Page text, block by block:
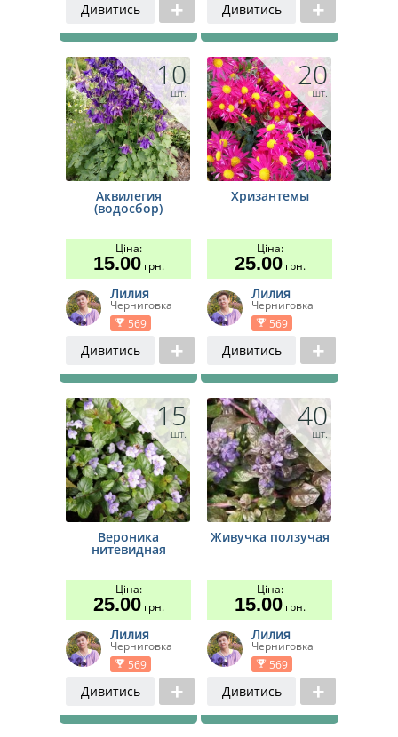
Дивитись Дивитись
10
шт.
Аквилегия
(водосбор)
Ціна:
15.00грн.
Лилия
Черниговка
569
Дивитись
20
шт.
Хризантемы
Ціна:
25.00грн.
Лилия
Черниговка
569
Дивитись
15
шт.
Вероника
нитевидная
Ціна:
25.00грн.
Лилия
Черниговка
569
Дивитись
40
шт.
Живучка ползучая
Ціна:
15.00грн.
Лилия
Черниговка
569
Дивитись